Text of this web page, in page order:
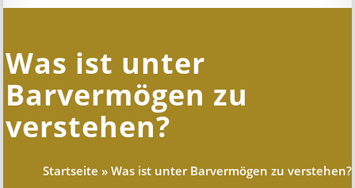
Was ist unter
Barvermögen zu
verstehen?
Startseite » Was ist unter Barvermögen zu verstehen?